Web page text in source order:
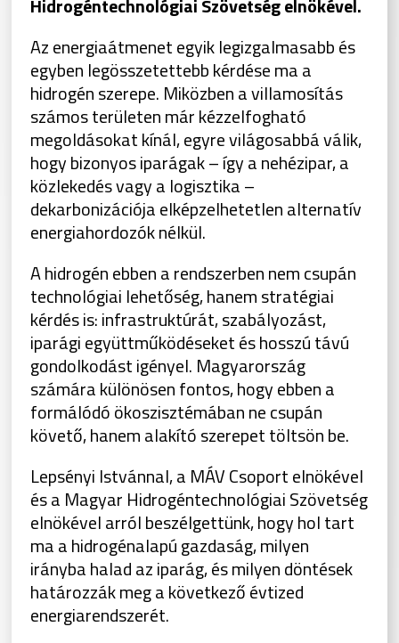
Hidrogéntechnológiai Szövetség elnökével.
Az energiaátmenet egyik legizgalmasabb és
egyben legösszetettebb kérdése ma a
hidrogén szerepe. Miközben a villamosítás
számos területen már kézzelfogható
megoldásokat kínál, egyre világosabbá válik,
hogy bizonyos iparágak – így a nehézipar, a
közlekedés vagy a logisztika –
dekarbonizációja elképzelhetetlen alternatív
energiahordozók nélkül.
A hidrogén ebben a rendszerben nem csupán
technológiai lehetőség, hanem stratégiai
kérdés is: infrastruktúrát, szabályozást,
iparági együttműködéseket és hosszú távú
gondolkodást igényel. Magyarország
számára különösen fontos, hogy ebben a
formálódó ökoszisztémában ne csupán
követő, hanem alakító szerepet töltsön be.
Lepsényi Istvánnal, a MÁV Csoport elnökével
és a Magyar Hidrogéntechnológiai Szövetség
elnökével arról beszélgettünk, hogy hol tart
ma a hidrogénalapú gazdaság, milyen
irányba halad az iparág, és milyen döntések
határozzák meg a következő évtized
energiarendszerét.